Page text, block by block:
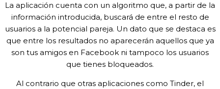
La aplicación cuenta con un algoritmo que, a partir de la
información introducida, buscará de entre el resto de
usuarios a la potencial pareja. Un dato que se destaca es
que entre los resultados no aparecerán aquellos que ya
son tus amigos en Facebook ni tampoco los usuarios
que tienes bloqueados.
Al contrario que otras aplicaciones como Tinder, el